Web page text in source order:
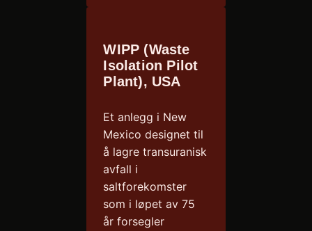
WIPP (Waste
Isolation Pilot
Plant), USA
Et anlegg i New
Mexico designet til
å lagre transuranisk
avfall i
saltforekomster
som i løpet av 75
år forsegler